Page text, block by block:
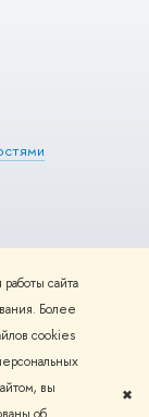
сайта
Более
cookies
вы
✖
Редактору
Карта